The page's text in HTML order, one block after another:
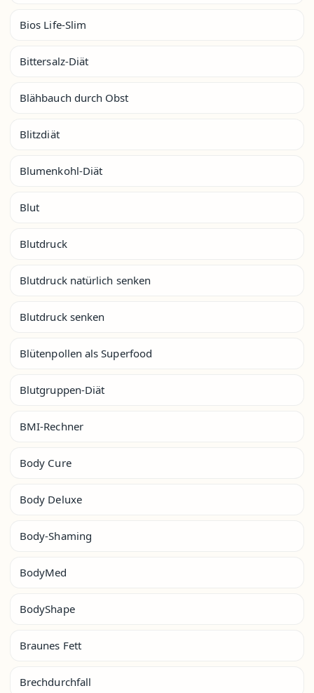
Bios Life-Slim
Bittersalz-Diät
Blähbauch durch Obst
Blitzdiät
Blumenkohl-Diät
Blut
Blutdruck
Blutdruck natürlich senken
Blutdruck senken
Blütenpollen als Superfood
Blutgruppen-Diät
BMI-Rechner
Body Cure
Body Deluxe
Body-Shaming
BodyMed
BodyShape
Braunes Fett
Brechdurchfall